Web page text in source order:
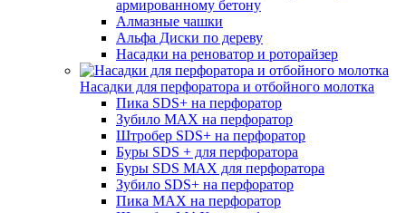
армированному бетону
Алмазные чашки
Альфа Диски по дереву
Насадки на реноватор и роторайзер
Насадки для перфоратора и отбойного молотка
Пика SDS+ на перфоратор
Зубило MAX на перфоратор
Штробер SDS+ на перфоратор
Буры SDS + для перфоратора
Буры SDS MAX для перфоратора
Зубило SDS+ на перфоратор
Пика MAX на перфоратор